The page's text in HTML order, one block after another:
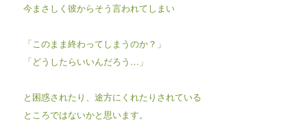
今まさしく彼からそう言われてしまい
「このまま終わってしまうのか？」
「どうしたらいいんだろう…」
と困惑されたり、途方にくれたりされている
ところではないかと思います。